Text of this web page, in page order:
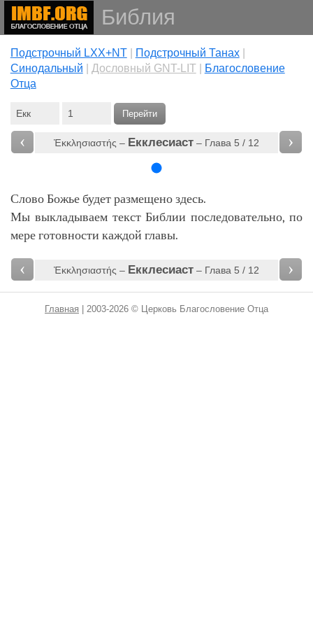
Библия
Подстрочный LXX+NT| Подстрочный Танах|
Cинодальный
Дословный GNT-LIT|
Благословение
Отца
Перейти
‹ Ἐκκλησιαστής – Екклесиаст– Глава 5 / 12 ›
Слово Божье будет размещено здесь.
Мы выкладываем текст Библии последовательно, по
мере готовности каждой главы.
‹ Ἐκκλησιαστής – Екклесиаст– Глава 5 / 12 ›
Главная | 2003-2026 © Церковь Благословение Отца